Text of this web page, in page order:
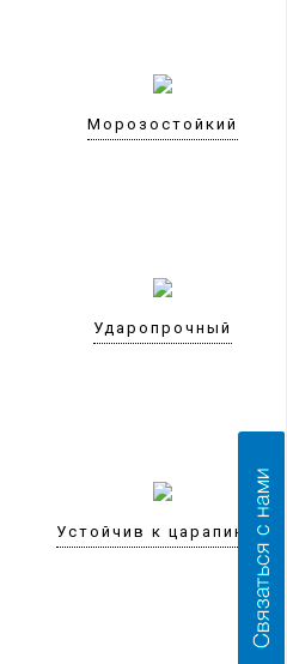
Морозостойкий
Ударопрочный
Устойчив к царапинам